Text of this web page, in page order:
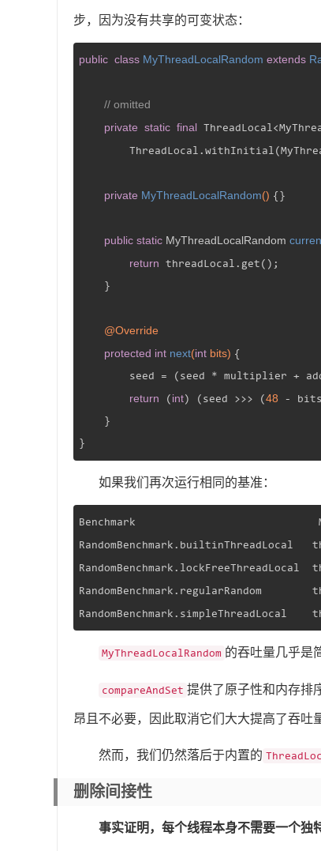
步，因为没有共享的可变状态：
public class MyThreadLocalRandom extends
// omitted
private static final
private MyThreadLocalRandom() {}
public static MyThreadLocalRandom
return threadLocal.get();
    }
@Override
protected int next(int bits) {
seed = (seed * multiplier +
return ( int) (seed >>> (48 -
    }
}
如果我们再次运行相同的基准：
Benchmark
RandomBenchmark.regularRandom
MyThreadLocalRandom 的吞吐量几乎是
compareAndSet 提供了原子性和内存排
昂且不必要，因此取消它们大大提高了吞吐
然而，我们仍然落后于内置的
删除间接性
事实证明，每个线程本身不需要一个独